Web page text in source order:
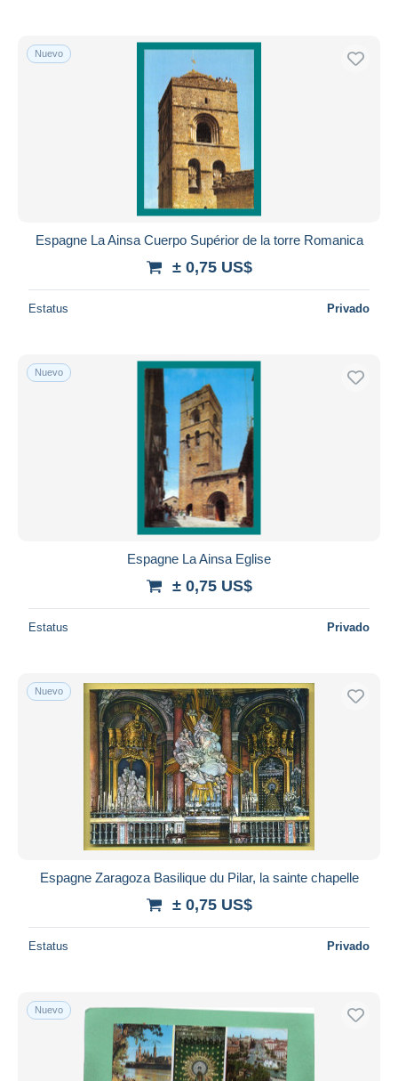
Nuevo
Espagne La Ainsa Cuerpo Supérior de la torre Romanica
± 0,75 US$
Estatus Privado
Nuevo
Espagne La Ainsa Eglise
± 0,75 US$
Estatus Privado
Nuevo
Espagne Zaragoza Basilique du Pilar, la sainte chapelle
± 0,75 US$
Estatus Privado
Nuevo